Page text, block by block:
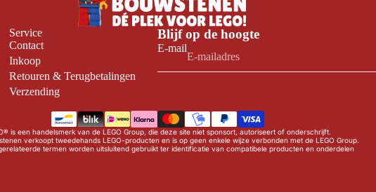
Service
Contact
Inkoop
Retouren & Terugbetalingen
Verzending
Blijf op de hoogte
E-mail
is een handelsmerk van de LEGO Group, die deze site niet sponsort, autoriseert of onderschrijft.
verkoopt tweedehands LEGO-producten en is op geen enkele wijze verbonden met de LEGO Group.
termen worden uitsluitend gebruikt ter identificatie van compatibele producten en onderdelen